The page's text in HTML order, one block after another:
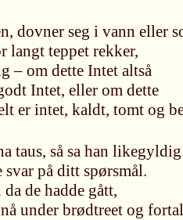
dovner seg i vann eller
langt teppet rekker,
– om dette Intet altså
Intet, eller om dette
er intet, kaldt, tomt og
taus, så sa han
på ditt spørsmål.
de hadde gått,
under brødtreet og